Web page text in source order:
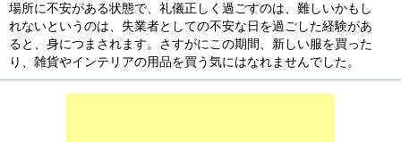
場所に不安がある状態で、礼儀正しく過ごすのは、難しいかもし
れないというのは、失業者としての不安な日を過ごした経験があ
ると、身につまされます。さすがにこの期間、新しい服を買った
り、雑貨やインテリアの用品を買う気にはなれませんでした。